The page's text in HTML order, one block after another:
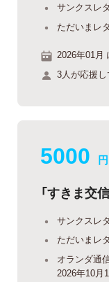
サンクスレ
ただいまレ
2026年01月
3人が応援し
5000 円
「すきま交
サンクスレ
ただいまレ
オランダ通
2026年10月